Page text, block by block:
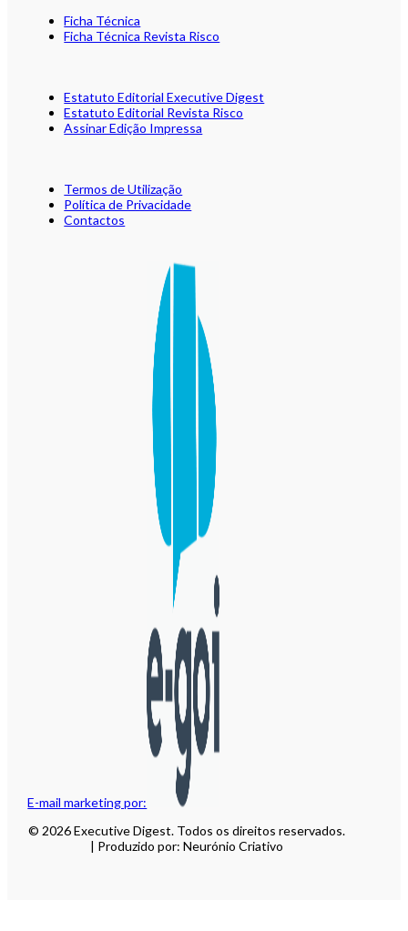
E-mail marketing por:
Ficha Técnica
Ficha Técnica Revista Risco
Estatuto Editorial Executive Digest
Estatuto Editorial Revista Risco
Assinar Edição Impressa
Termos de Utilização
Política de Privacidade
Contactos
© 2026 Executive Digest. Todos os direitos reservados.
| Produzido por: Neurónio Criativo